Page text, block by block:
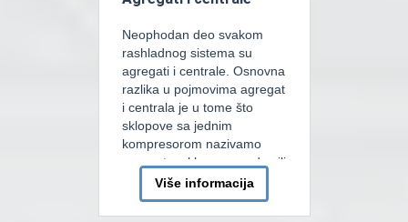
Neophodan deo svakom
rashladnog sistema su
agregati i centrale. Osnovna
razlika u pojmovima agregat
i centrala je u tome što
sklopove sa jednim
kompresorom nazivamo
agregat a sklopove sa dva ili
više kompresora nazivamo
centralom. Kod agregatskih
ili centralskih rashladnih
Više informacija